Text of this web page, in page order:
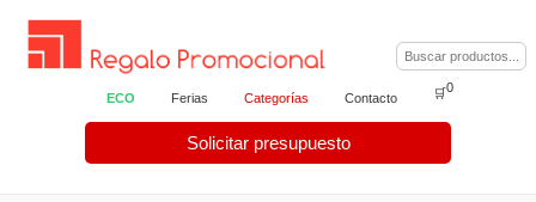
ECO Ferias Categorías Contacto
Solicitar presupuesto
🛒0